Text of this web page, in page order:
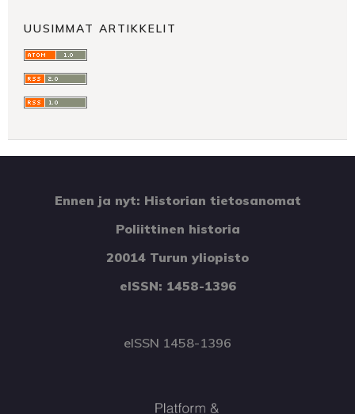
UUSIMMAT ARTIKKELIT
Ennen ja nyt: Historian tietosanomat
Poliittinen historia
20014 Turun yliopisto
eISSN: 1458-1396
eISSN 1458-1396